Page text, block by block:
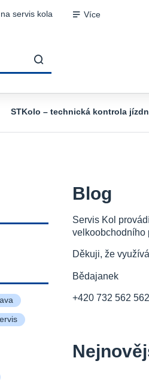
servis kola Více
STKolo – technická kontrola
Blog
Servis Kol
velkoobchodního
Děkuji, že
Bědajanek
+420 732 562 562